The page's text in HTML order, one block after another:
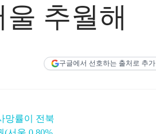
추월해
구글에서 선호하는 출처로 추가